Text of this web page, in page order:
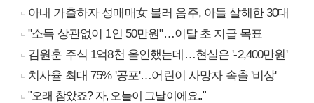
아내 가출하자 성매매女 불러 음주, 아들 살해한 30대
"소득 상관없이 1인 50만원"…이달 초 지급 목표
김원훈 주식 1억8천 올인했는데…현실은 '-2,400만원'
치사율 최대 75% '공포'…어린이 사망자 속출 '비상'
"오래 참았죠? 자, 오늘이 그날이에요.."